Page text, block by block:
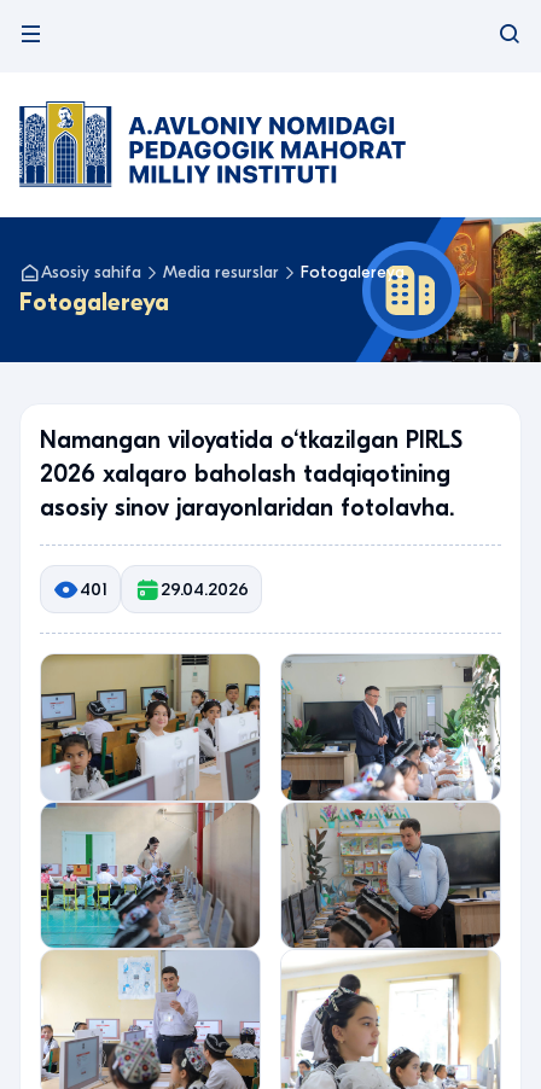
Asosiy sahifa Media resurslar Fotogalereya
Fotogalereya
Namangan viloyatida o‘tkazilgan PIRLS
2026 xalqaro baholash tadqiqotining
asosiy sinov jarayonlaridan fotolavha.
401 29.04.2026